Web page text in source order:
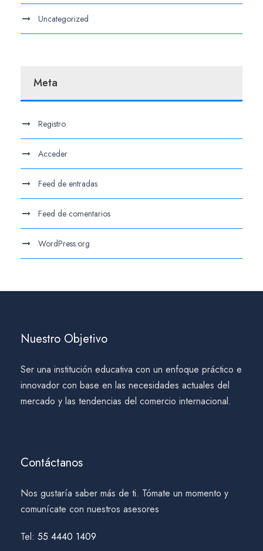
Uncategorized
Meta
Registro
Acceder
Feed de entradas
Feed de comentarios
WordPress.org
Nuestro Objetivo
Ser una institución educativa con un enfoque práctico e
innovador con base en las necesidades actuales del
mercado y las tendencias del comercio internacional.
Contáctanos
Nos gustaría saber más de ti. Tómate un momento y
comunícate con nuestros asesores
Tel: 55 4440 1409